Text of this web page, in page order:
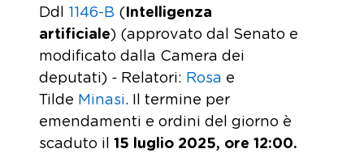
Ddl 1146-B ( Intelligenza
artificiale) (approvato dal Senato e
modificato dalla Camera dei
deputati) - Relatori: Rosa e
Tilde Minasi. Il termine per
emendamenti e ordini del giorno è
scaduto il 15 luglio 2025, ore 12:00.